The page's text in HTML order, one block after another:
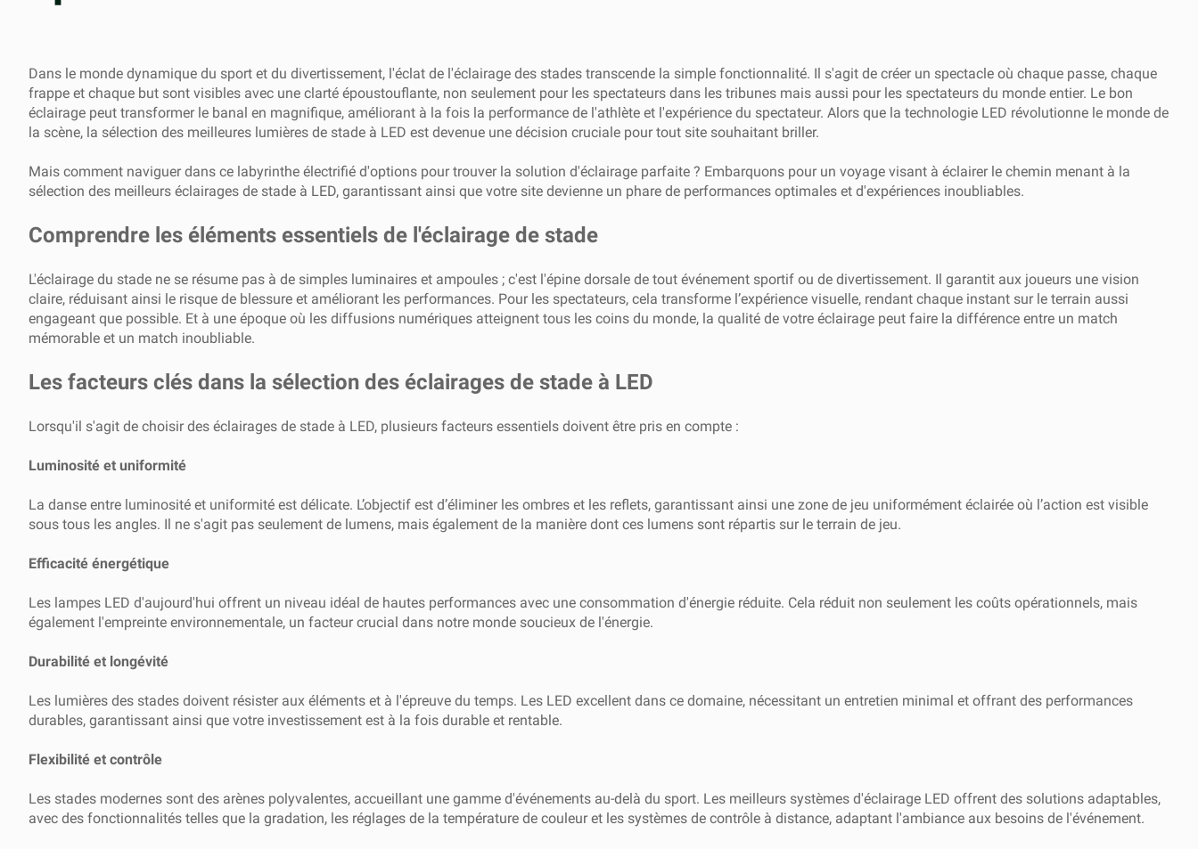
Dans le monde dynamique du sport et du divertissement, l'éclat de l'éclairage des stades transcende la simple fonctionnalité. Il s'agit de créer un spectacle où chaque passe, chaque
frappe et chaque but sont visibles avec une clarté époustouflante, non seulement pour les spectateurs dans les tribunes mais aussi pour les spectateurs du monde entier. Le bon
éclairage peut transformer le banal en magnifique, améliorant à la fois la performance de l'athlète et l'expérience du spectateur. Alors que la technologie LED révolutionne le monde de
la scène, la sélection des meilleures lumières de stade à LED est devenue une décision cruciale pour tout site souhaitant briller.
Mais comment naviguer dans ce labyrinthe électrifié d'options pour trouver la solution d'éclairage parfaite ? Embarquons pour un voyage visant à éclairer le chemin menant à la
sélection des meilleurs éclairages de stade à LED, garantissant ainsi que votre site devienne un phare de performances optimales et d'expériences inoubliables.
Comprendre les éléments essentiels de l'éclairage de stade
L'éclairage du stade ne se résume pas à de simples luminaires et ampoules ; c'est l'épine dorsale de tout événement sportif ou de divertissement. Il garantit aux joueurs une vision
claire, réduisant ainsi le risque de blessure et améliorant les performances. Pour les spectateurs, cela transforme l’expérience visuelle, rendant chaque instant sur le terrain aussi
engageant que possible. Et à une époque où les diffusions numériques atteignent tous les coins du monde, la qualité de votre éclairage peut faire la différence entre un match
mémorable et un match inoubliable.
Les facteurs clés dans la sélection des éclairages de stade à LED
Lorsqu'il s'agit de choisir des éclairages de stade à LED, plusieurs facteurs essentiels doivent être pris en compte :
Luminosité et uniformité
La danse entre luminosité et uniformité est délicate. L’objectif est d’éliminer les ombres et les reflets, garantissant ainsi une zone de jeu uniformément éclairée où l’action est visible
sous tous les angles. Il ne s'agit pas seulement de lumens, mais également de la manière dont ces lumens sont répartis sur le terrain de jeu.
Efficacité énergétique
Les lampes LED d'aujourd'hui offrent un niveau idéal de hautes performances avec une consommation d'énergie réduite. Cela réduit non seulement les coûts opérationnels, mais
également l'empreinte environnementale, un facteur crucial dans notre monde soucieux de l'énergie.
Durabilité et longévité
Les lumières des stades doivent résister aux éléments et à l'épreuve du temps. Les LED excellent dans ce domaine, nécessitant un entretien minimal et offrant des performances
durables, garantissant ainsi que votre investissement est à la fois durable et rentable.
Flexibilité et contrôle
Les stades modernes sont des arènes polyvalentes, accueillant une gamme d'événements au-delà du sport. Les meilleurs systèmes d'éclairage LED offrent des solutions adaptables,
avec des fonctionnalités telles que la gradation, les réglages de la température de couleur et les systèmes de contrôle à distance, adaptant l'ambiance aux besoins de l'événement.